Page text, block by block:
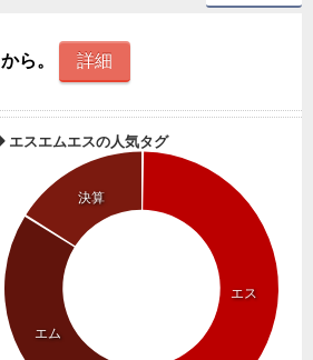
ら。 詳細
エスエムエスの人気タグ
エス
エム
決算